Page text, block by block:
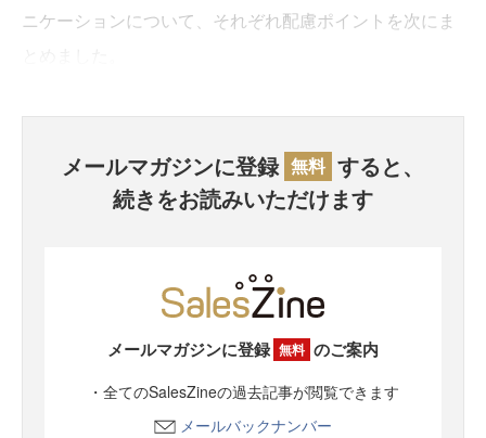
ニケーションについて、それぞれ配慮ポイントを次にま
メールマガジンに登録 無料 すると、
続きをお読みいただけます
メールマガジンに登録 無料 のご案内
・全てのSalesZineの過去記事が閲覧できます
メールバックナンバー